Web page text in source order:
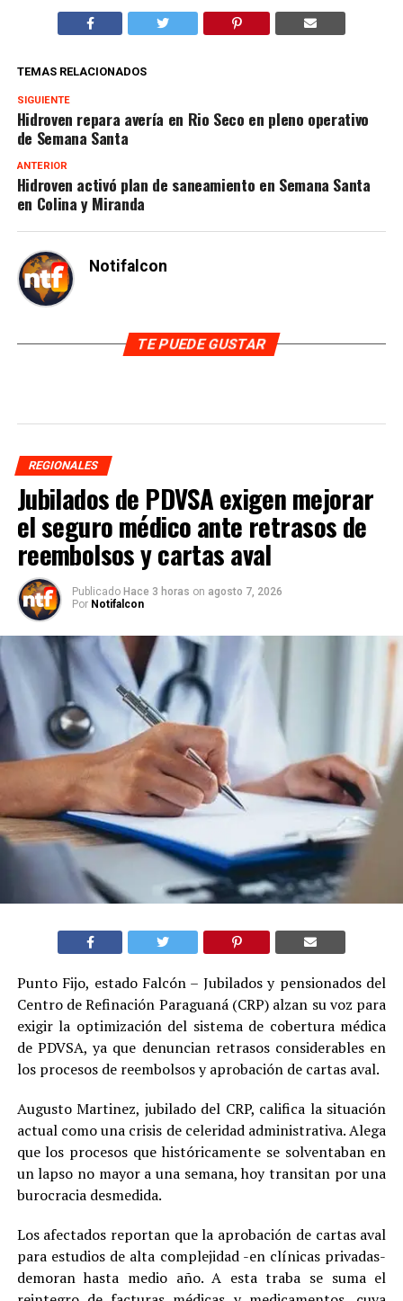
TEMAS RELACIONADOS
SIGUIENTE
Hidroven repara avería en Rio Seco en pleno operativo
de Semana Santa
ANTERIOR
Hidroven activó plan de saneamiento en Semana Santa
en Colina y Miranda
Notifalcon
TE PUEDE GUSTAR
REGIONALES
Jubilados de PDVSA exigen mejorar
el seguro médico ante retrasos de
reembolsos y cartas aval
Publicado Hace 3 horas on agosto 7, 2026
Por Notifalcon
Punto Fijo, estado Falcón – Jubilados y pensionados del
Centro de Refinación Paraguaná (CRP) alzan su voz para
exigir la optimización del sistema de cobertura médica
de PDVSA, ya que denuncian retrasos considerables en
los procesos de reembolsos y aprobación de cartas aval.
Augusto Martinez, jubilado del CRP, califica la situación
actual como una crisis de celeridad administrativa. Alega
que los procesos que históricamente se solventaban en
un lapso no mayor a una semana, hoy transitan por una
burocracia desmedida.
Los afectados reportan que la aprobación de cartas aval
para estudios de alta complejidad -en clínicas privadas-
demoran hasta medio año. A esta traba se suma el